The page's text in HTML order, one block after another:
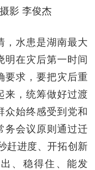
影 李俊杰
水患是湖南最大
明在灾后第一时间
要求，要把灾后重
来，统筹做好过渡
众始终感受到党和
务会议原则通过迁
赶进度、开拓创新
、稳得住、能发